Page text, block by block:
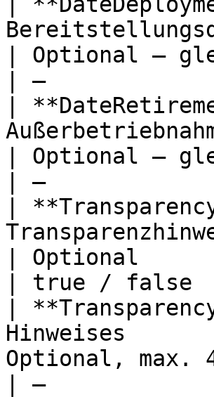
| Optional —
| —
|
| Optional —
| —
|
| Optional
| true /
|
Hinweises
Optional, max.
| —